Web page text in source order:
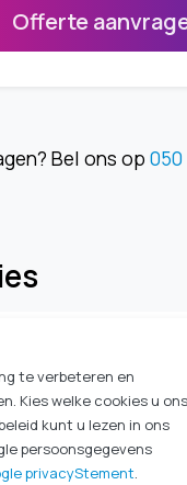
HighFlow
nr. 49861-9965
Offerte
Bel ons op 050
te verbeteren en
Kies welke cookies u ons
kunt u lezen in ons
persoonsgegevens
privacyStement